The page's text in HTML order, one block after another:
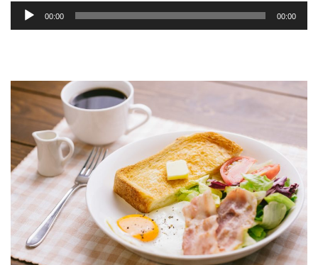
声
ー
ヤ
00:00 00:00